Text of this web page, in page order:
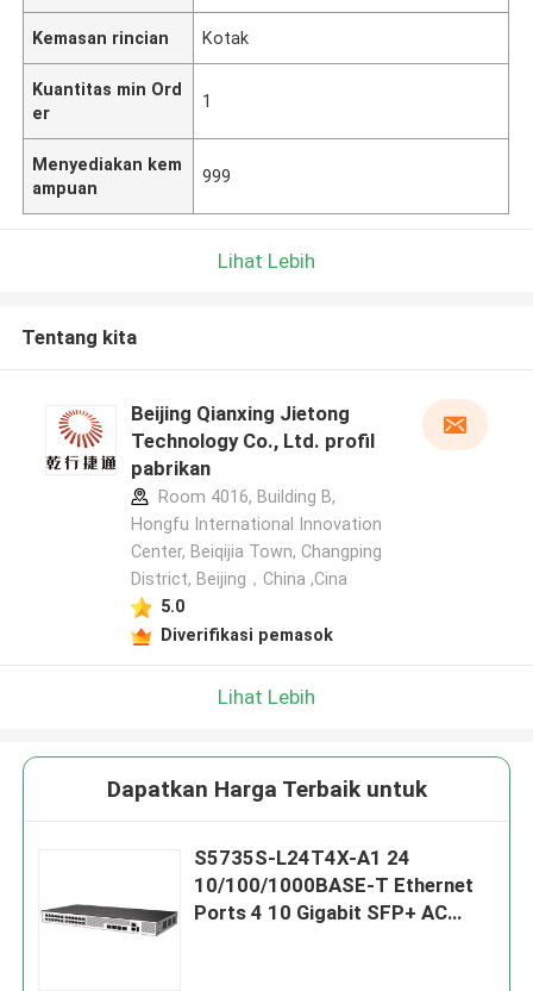
Kemasan rincian Kotak
Kuantitas min Ord
er
1
Menyediakan kem
ampuan
999
Lihat Lebih
Tentang kita
Beijing Qianxing Jietong
Technology Co., Ltd. profil
pabrikan
Room 4016, Building B,
Hongfu International Innovation
Center, Beiqijia Town, Changping
District, Beijing，China ,Cina
5.0
Diverifikasi pemasok
Lihat Lebih
Dapatkan Harga Terbaik untuk
S5735S-L24T4X-A1 24
10/100/1000BASE-T Ethernet
Ports 4 10 Gigabit SFP+ AC